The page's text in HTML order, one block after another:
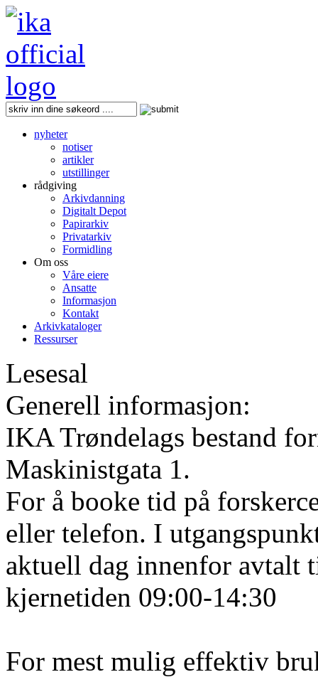
nyheter
notiser
artikler
utstillinger
rådgiving
Arkivdanning
Digitalt Depot
Papirarkiv
Privatarkiv
Formidling
Om oss
Våre eiere
Ansatte
Informasjon
Kontakt
Arkivkataloger
Ressurser
Lesesal
Generell informasjon:
IKA Trøndelags bestand
Maskinistgata 1.
For å booke tid på
eller telefon. I
aktuell dag innenfor avtalt
kjernetiden 09:00-14:30
For mest mulig effektiv